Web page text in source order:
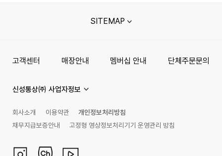
SITEMAP
고객센터 매장안내 멤버십 안내 단체주문문의
신성통상㈜ 사업자정보
회사소개 이용약관
개인정보처리방침
채무지급보증안내
고정형 영상정보처리기기 운영관리 방침